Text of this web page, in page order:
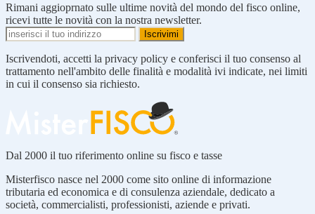
Rimani aggioprnato sulle ultime novità del mondo del fisco online,
ricevi tutte le novità con la nostra newsletter.
Iscrivendoti, accetti la privacy policy e conferisci il tuo consenso al
trattamento nell'ambito delle finalità e modalità ivi indicate, nei limiti
in cui il consenso sia richiesto.
Dal 2000 il tuo riferimento online su fisco e tasse
Misterfisco nasce nel 2000 come sito online di informazione
tributaria ed economica e di consulenza aziendale, dedicato a
società, commercialisti, professionisti, aziende e privati.